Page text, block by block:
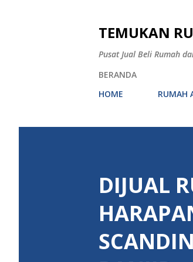
TEMUKAN
Pusat Jual Beli Rumah
BERANDA
HOME
RUMAH
DIJUAL